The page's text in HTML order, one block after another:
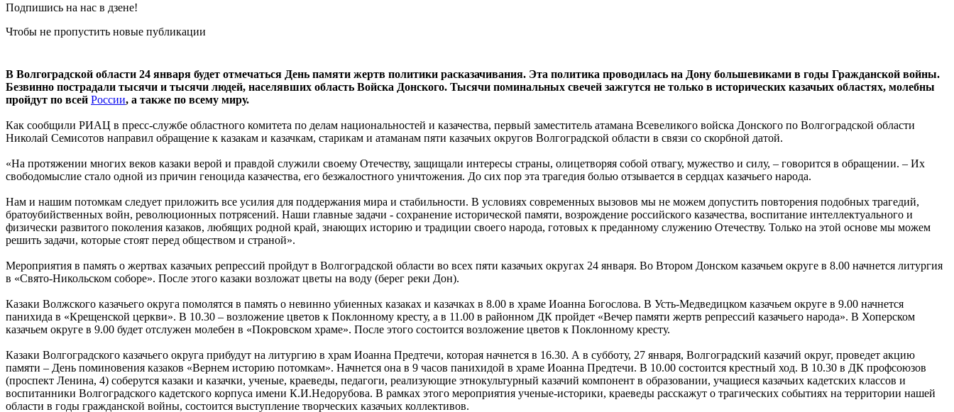
Подпишись на нас в дзене!
Чтобы не пропустить новые публикации
В Волгоградской области 24 января будет отмечаться День памяти жертв политики расказачивания. Эта политика проводилась на Дону большевиками в годы Гражданской войны.
Безвинно пострадали тысячи и тысячи людей, населявших область Войска Донского. Тысячи поминальных свечей зажгутся не только в исторических казачьих областях, молебны
пройдут по всей России, а также по всему миру.
Как сообщили РИАЦ в пресс-службе областного комитета по делам национальностей и казачества, первый заместитель атамана Всевеликого войска Донского по Волгоградской области
Николай Семисотов направил обращение к казакам и казачкам, старикам и атаманам пяти казачьих округов Волгоградской области в связи со скорбной датой.
«На протяжении многих веков казаки верой и правдой служили своему Отечеству, защищали интересы страны, олицетворяя собой отвагу, мужество и силу, – говорится в обращении. – Их
свободомыслие стало одной из причин геноцида казачества, его безжалостного уничтожения. До сих пор эта трагедия болью отзывается в сердцах казачьего народа.
Нам и нашим потомкам следует приложить все усилия для поддержания мира и стабильности. В условиях современных вызовов мы не можем допустить повторения подобных трагедий,
братоубийственных войн, революционных потрясений. Наши главные задачи - сохранение исторической памяти, возрождение российского казачества, воспитание интеллектуального и
физически развитого поколения казаков, любящих родной край, знающих историю и традиции своего народа, готовых к преданному служению Отечеству. Только на этой основе мы можем
решить задачи, которые стоят перед обществом и страной».
Мероприятия в память о жертвах казачьих репрессий пройдут в Волгоградской области во всех пяти казачьих округах 24 января. Во Втором Донском казачьем округе в 8.00 начнется литургия
в «Свято-Никольском соборе». После этого казаки возложат цветы на воду (берег реки Дон).
Казаки Волжского казачьего округа помолятся в память о невинно убиенных казаках и казачках в 8.00 в храме Иоанна Богослова. В Усть-Медведицком казачьем округе в 9.00 начнется
панихида в «Крещенской церкви». В 10.30 – возложение цветов к Поклонному кресту, а в 11.00 в районном ДК пройдет «Вечер памяти жертв репрессий казачьего народа». В Хоперском
казачьем округе в 9.00 будет отслужен молебен в «Покровском храме». После этого состоится возложение цветов к Поклонному кресту.
Казаки Волгоградского казачьего округа прибудут на литургию в храм Иоанна Предтечи, которая начнется в 16.30. А в субботу, 27 января, Волгоградский казачий округ, проведет акцию
памяти – День поминовения казаков «Вернем историю потомкам». Начнется она в 9 часов панихидой в храме Иоанна Предтечи. В 10.00 состоится крестный ход. В 10.30 в ДК профсоюзов
(проспект Ленина, 4) соберутся казаки и казачки, ученые, краеведы, педагоги, реализующие этнокультурный казачий компонент в образовании, учащиеся казачьих кадетских классов и
воспитанники Волгоградского кадетского корпуса имени К.И.Недорубова. В рамках этого мероприятия ученые-историки, краеведы расскажут о трагических событиях на территории нашей
области в годы гражданской войны, состоится выступление творческих казачьих коллективов.